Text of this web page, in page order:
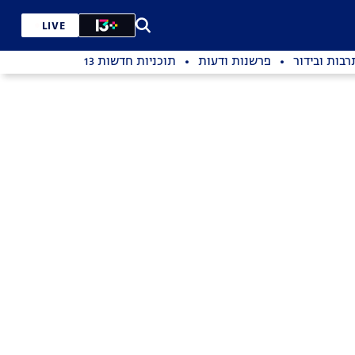
LIVE
ובידור פרשנות ודעות תוכניות חדשות 13